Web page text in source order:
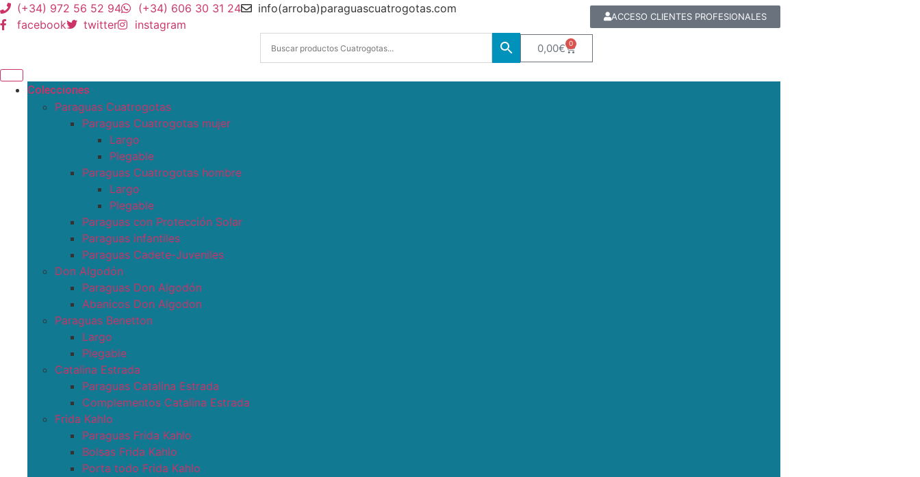
(+34) 972 56 52 94 (+34) 606 30 31 24
info(arroba)paraguascuatrogotas.com
facebook
twitter instagram
ACCESO CLIENTES PROFESIONALES
0,00€ 0
Colecciones
Paraguas Cuatrogotas
Paraguas Cuatrogotas mujer
Largo
Plegable
Paraguas Cuatrogotas hombre
Largo
Plegable
Paraguas con Protección Solar
Paraguas infantiles
Paraguas Cadete-Juveniles
Don Algodón
Paraguas Don Algodón
Abanicos Don Algodon
Paraguas Benetton
Largo
Plegable
Catalina Estrada
Paraguas Catalina Estrada
Complementos Catalina Estrada
Frida Kahlo
Paraguas Frida Kahlo
Bolsas Frida Kahlo
Porta todo Frida Kahlo